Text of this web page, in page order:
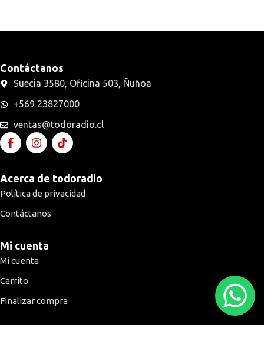
Contáctanos
Suecia 3580, Oficina 503, Ñuñoa
+569 23827000
ventas@todoradio.cl
Acerca de todoradio
Política de privacidad
Contáctanos
Mi cuenta
Mi cuenta
Carrito
Finalizar compra